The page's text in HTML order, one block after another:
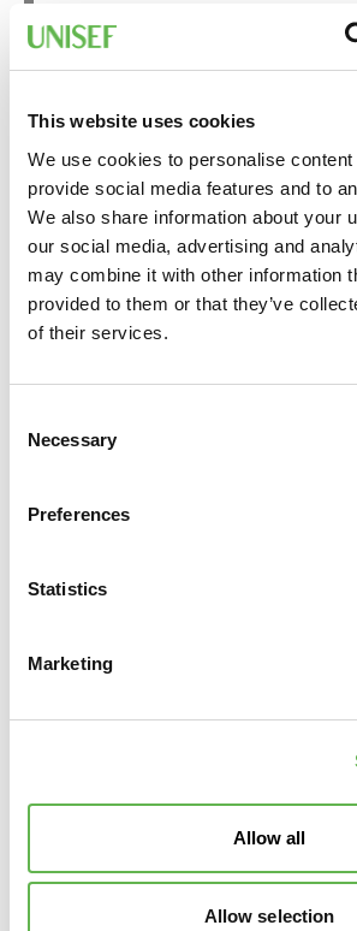
This website uses cookies
We use cookies to personalise
provide social media features and to
We also share information about your
our social media, advertising and
may combine it with other information
provided to them or that they’ve
of their services.
Selection
Necessary
Preferences
Statistics
Marketing
Allow all
Allow selection
Informativa privacy
Pordenone